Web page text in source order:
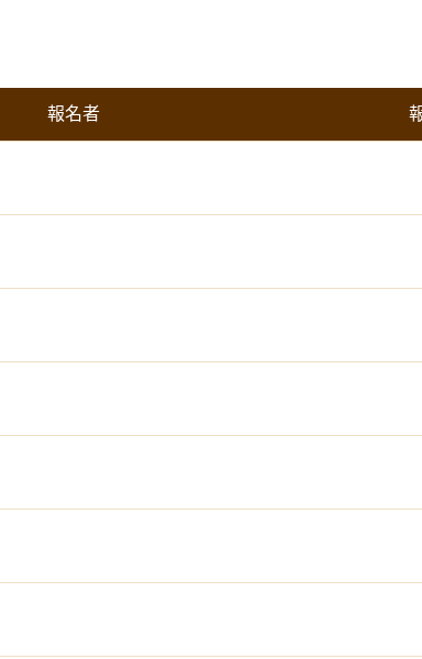
報名者